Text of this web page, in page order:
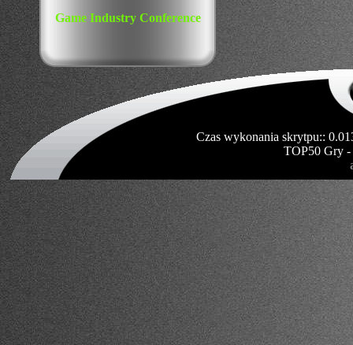
Game Industry Conference
Czas wykonania skrytpu::
TOP50 Gry